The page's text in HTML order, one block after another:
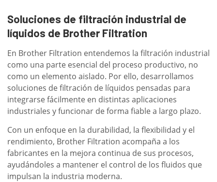
Soluciones de filtración industrial de
líquidos de Brother Filtration
En Brother Filtration entendemos la filtración industrial
como una parte esencial del proceso productivo, no
como un elemento aislado. Por ello, desarrollamos
soluciones de filtración de líquidos pensadas para
integrarse fácilmente en distintas aplicaciones
industriales y funcionar de forma fiable a largo plazo.
Con un enfoque en la durabilidad, la flexibilidad y el
rendimiento, Brother Filtration acompaña a los
fabricantes en la mejora continua de sus procesos,
ayudándoles a mantener el control de los fluidos que
impulsan la industria moderna.